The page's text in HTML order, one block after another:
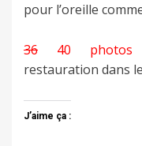
pour l’oreille
36 40 photos
restauration dans le
J’aime ça :